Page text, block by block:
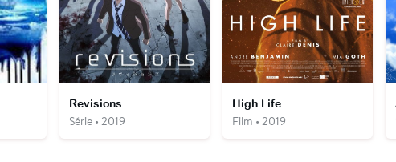
Revisions
Série • 2019
High Life
Film • 2019